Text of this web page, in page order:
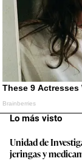
Lo más visto
Unidad de
jeringas y